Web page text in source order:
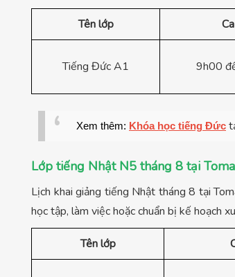
Tên lớp
Tiếng Đức A1 9h00
Xem thêm: Khóa học tiếng Đức
Lớp tiếng Nhật N5 tháng 8 tại
Lịch khai giảng tiếng Nhật tháng 8 tại
học tập, làm việc hoặc chuẩn bị kế hoạch
Tên lớp